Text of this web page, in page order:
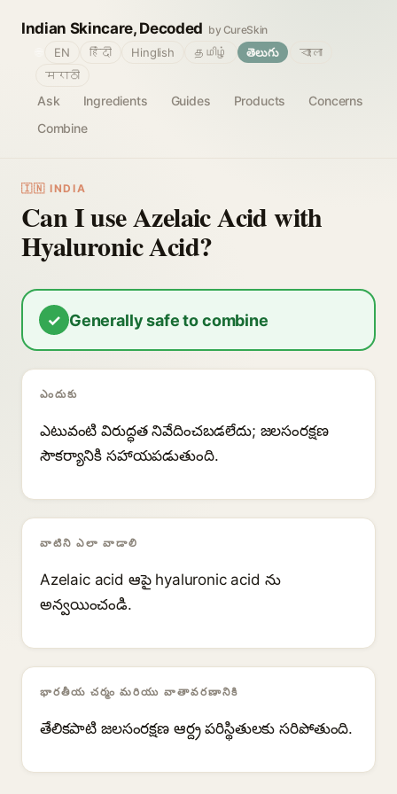
Indian Skincare, Decoded by CureSkin
Ask Ingredients Guides Products
Concerns
Combine
EN हिंदी Hinglish தமிழ் తెలుగు
বাংলা
मराठी
🇮🇳 INDIA
Can I use Azelaic Acid with
Hyaluronic Acid?
✓ Generally safe to combine
ఎందుకు
ఎటువంటి విరుద్ధత నివేదించబడలేదు; జలసంరక్షణ
సౌకర్యానికి సహాయపడుతుంది.
వాటిని ఎలా వాడాలి
Azelaic acid ఆపై hyaluronic acid ను
అన్వయించండి.
భారతీయ చర్మం మరియు వాతావరణానికి
తేలికపాటి జలసంరక్షణ ఆర్ద్ర పరిస్థితులకు సరిపోతుంది.